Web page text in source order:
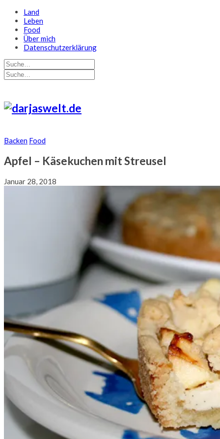
Land
Leben
Food
Über mich
Datenschutzerklärung
Backen Food
Apfel – Käsekuchen mit Streusel
Januar 28, 2018